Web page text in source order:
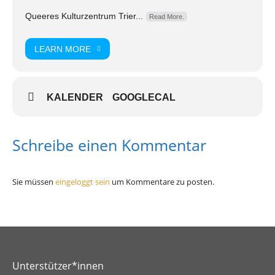
Queeres Kulturzentrum Trier... Read More.
LEARN MORE
KALENDER GOOGLECAL
Schreibe einen Kommentar
Sie müssen eingeloggt sein um Kommentare zu posten.
Unterstützer*innen